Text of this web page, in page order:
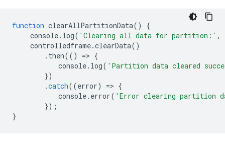
function clearAllPartitionData()
{
console. log( 'Clearing all data for partition:' ,
controlledframe.clearData()
. then(() => {
console. log( 'Partition data cleared
})
.catch((error) => {
console. error( 'Error clearing partition
});
}